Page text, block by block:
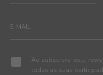
Ao subscrever esta
todas as suas